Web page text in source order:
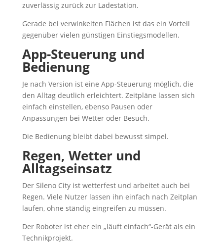
zuverlässig zurück zur Ladestation.
Gerade bei verwinkelten Flächen ist das ein Vorteil
gegenüber vielen günstigen Einstiegsmodellen.
App-Steuerung und
Bedienung
Je nach Version ist eine App-Steuerung möglich, die
den Alltag deutlich erleichtert. Zeitpläne lassen sich
einfach einstellen, ebenso Pausen oder
Anpassungen bei Wetter oder Besuch.
Die Bedienung bleibt dabei bewusst simpel.
Regen, Wetter und
Alltagseinsatz
Der Sileno City ist wetterfest und arbeitet auch bei
Regen. Viele Nutzer lassen ihn einfach nach Zeitplan
laufen, ohne ständig eingreifen zu müssen.
Der Roboter ist eher ein „läuft einfach“-Gerät als ein
Technikprojekt.